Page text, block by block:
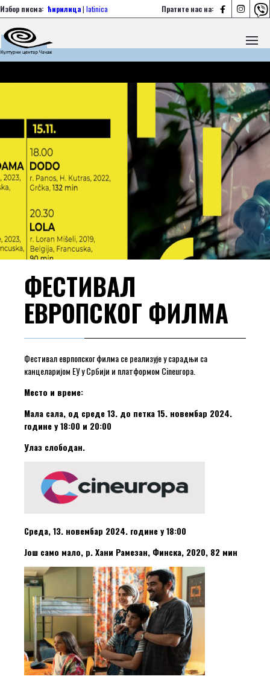
Пратите нас на:   
Избор писма: ћирилица| latinica
ФЕСТИВАЛ
ЕВРОПСКОГ ФИЛМА
Фестивал еврпопског филма се реализује у сарадњи са
канцеларијом ЕУ у Србији и платформом Cineuropa.
Место и време:
Мала сала, од среде 13. до петка 15. новембар 2024.
године у 18:00 и 20:00
Улаз слободан.
Среда, 13. новембар 2024. године у 18:00
Још само мало, р. Хани Рамезан, Финска, 2020, 82 мин